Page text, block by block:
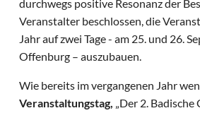
durchwegs positive Resonanz der
Veranstalter beschlossen, die
Jahr auf zwei Tage - am 25. und 26.
Offenburg – auszubauen.
Wie bereits im vergangenen Jahr
Veranstaltungstag, „Der 2. Badische